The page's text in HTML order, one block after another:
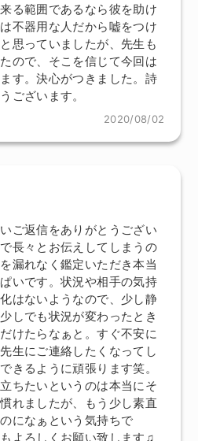
る範囲であるなら彼を助け
不器用な人だから嘘をつけ
思っていましたが、先生も
ので、そこを信じて今回は
す。決心がつきました。詩
ございます。
2020/08/02
ご返信をありがとうござい
長々とお伝えしてしまうの
漏れなく鑑定いただき本当
いです。状況や相手の気持
はないようなので、少し静
しでも状況が変わったとき
けたらなぁと。すぐ不安に
生にご連絡したくなってし
きるように頑張ります笑。
ちたいというのは本当にそ
れましたが、もう少し素直
になぁという気持ちで
よろしくお願い致します♫